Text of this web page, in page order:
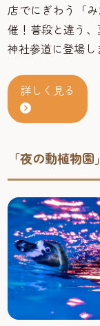
店でにぎわう「
催！普段と違う
神社参道に登場し
詳しく見る
「夜の動植物